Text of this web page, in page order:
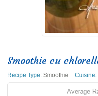
Smoothie cu
Recipe Type:Smoothie Cuisine:
Average